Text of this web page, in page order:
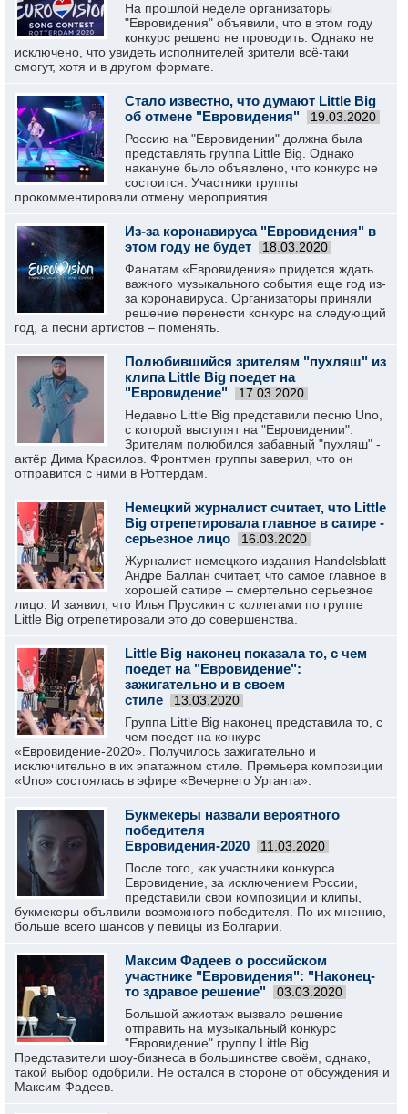
На прошлой неделе организаторы
"Евровидения" объявили, что в этом году
конкурс решено не проводить. Однако не
исключено, что увидеть исполнителей зрители всё-таки
смогут, хотя и в другом формате.
Стало известно, что думают Little Big
об отмене "Евровидения"
19.03.2020
Россию на "Евровидении" должна была
представлять группа Little Big. Однако
накануне было объявлено, что конкурс не
состоится. Участники группы
прокомментировали отмену мероприятия.
Из-за коронавируса "Евровидения" в
этом году не будет
18.03.2020
Фанатам «Евровидения» придется ждать
важного музыкального события еще год из-
за коронавируса. Организаторы приняли
решение перенести конкурс на следующий
год, а песни артистов – поменять.
Полюбившийся зрителям "пухляш" из
клипа Little Big поедет на
"Евровидение"
17.03.2020
Недавно Little Big представили песню Uno,
с которой выступят на "Евровидении".
Зрителям полюбился забавный "пухляш" -
актёр Дима Красилов. Фронтмен группы заверил, что он
отправится с ними в Роттердам.
Немецкий журналист считает, что Little
Big отрепетировала главное в сатире -
серьезное лицо
16.03.2020
Журналист немецкого издания Handelsblatt
Андре Баллан считает, что самое главное в
хорошей сатире – смертельно серьезное
лицо. И заявил, что Илья Прусикин с коллегами по группе
Little Big отрепетировали это до совершенства.
Little Big наконец показала то, с чем
поедет на "Евровидение":
зажигательно и в своем
стиле
13.03.2020
Группа Little Big наконец представила то, с
чем поедет на конкурс
«Евровидение-2020». Получилось зажигательно и
исключительно в их эпатажном стиле. Премьера композиции
«Uno» состоялась в эфире «Вечернего Урганта».
Букмекеры назвали вероятного
победителя
Евровидения-2020
11.03.2020
После того, как участники конкурса
Евровидение, за исключением России,
представили свои композиции и клипы,
букмекеры объявили возможного победителя. По их мнению,
больше всего шансов у певицы из Болгарии.
Максим Фадеев о российском
участнике "Евровидения": "Наконец-
то здравое решение"
03.03.2020
Большой ажиотаж вызвало решение
отправить на музыкальный конкурс
"Евровидение" группу Little Big.
Представители шоу-бизнеса в большинстве своём, однако,
такой выбор одобрили. Не остался в стороне от обсуждения и
Максим Фадеев.